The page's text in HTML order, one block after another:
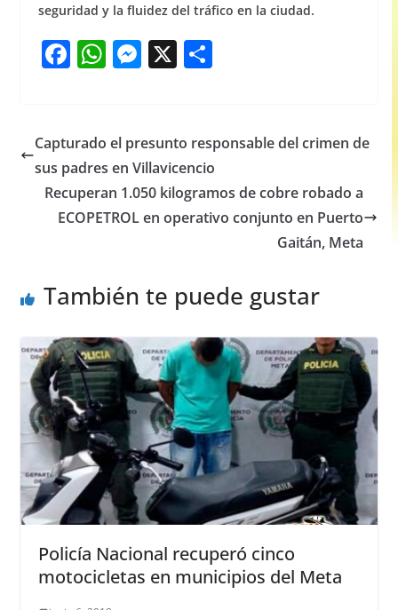
seguridad y la fluidez del tráfico en la ciudad.
F
e
b
o
o
W
s
A
p
p
M
e
n
g
er
X S
e
Capturado el presunto responsable del crimen de
sus padres en Villavicencio
Recuperan 1.050 kilogramos de cobre robado a
ECOPETROL en operativo conjunto en Puerto
Gaitán, Meta
También te puede gustar
Policía Nacional recuperó cinco
motocicletas en municipios del Meta